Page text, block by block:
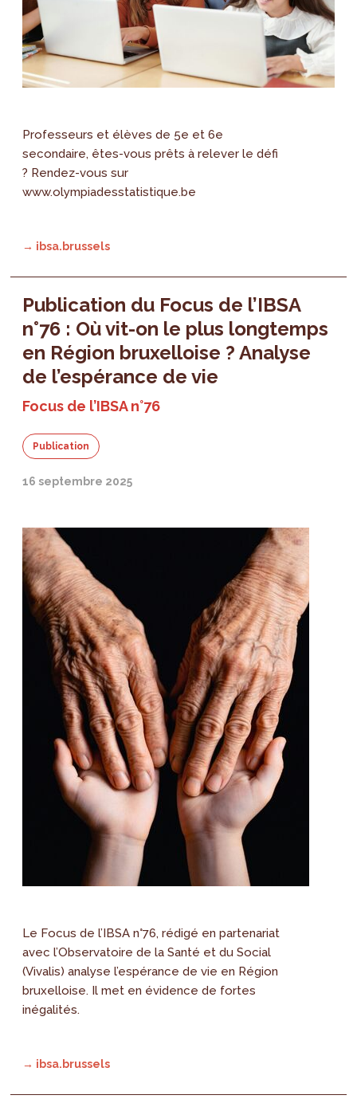
Professeurs et élèves de 5e et 6e
secondaire, êtes-vous prêts à relever le défi
? Rendez-vous sur
www.olympiadesstatistique.be
→ ibsa.brussels
Publication du Focus de l’IBSA
n°76 : Où vit-on le plus longtemps
en Région bruxelloise ? Analyse
de l’espérance de vie
Focus de l’IBSA n°76
Publication
16 septembre 2025
Le Focus de l’IBSA n°76, rédigé en partenariat
avec l’Observatoire de la Santé et du Social
(Vivalis) analyse l’espérance de vie en Région
bruxelloise. Il met en évidence de fortes
inégalités.
→ ibsa.brussels